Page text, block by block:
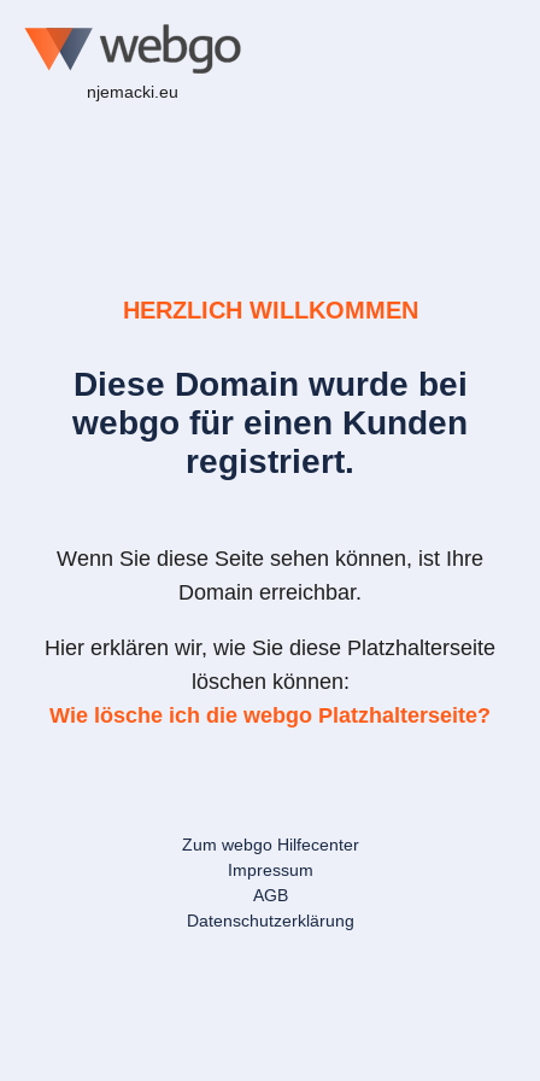
njemacki.eu
HERZLICH WILLKOMMEN
Diese Domain wurde bei
webgo für einen Kunden
registriert.
Wenn Sie diese Seite sehen können, ist Ihre
Domain erreichbar.
Hier erklären wir, wie Sie diese Platzhalterseite
löschen können:
Wie lösche ich die webgo Platzhalterseite?
Zum webgo Hilfecenter
Impressum
AGB
Datenschutzerklärung